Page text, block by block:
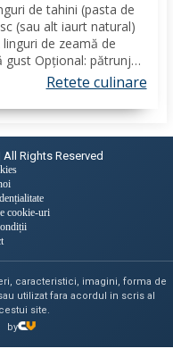
de tahini (pasta de
(sau alt iaurt natural)
de zeamă de
gust Opțional: pătrunjel
de preparare: Coace
Retete culinare
Rights Reserved
cookie-uri
caracteristici, imagini, forma de
utilizat fara acordul in scris al
site.
by